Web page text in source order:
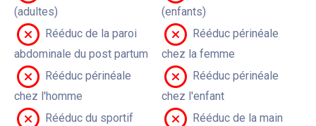
(adultes)
(enfants)
Rééduc de la paroi
abdominale du post partum
Rééduc périnéale
chez la femme
Rééduc périnéale
chez l'homme
Rééduc périnéale
chez l'enfant
Rééduc du sportif
Rééduc de la main